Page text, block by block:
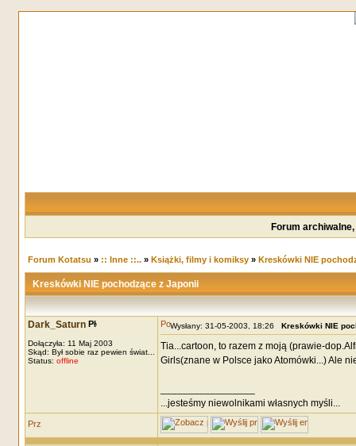
Forum
Forum Kotatsu » :: Inne ::..» Książki, filmy i komiksy» Kreskówki NIE
Kreskówki NIE pochodzące z Japonii
Dark_Saturn
Dołączyła: 11 Maj 2003
Skąd: Był sobie raz pewien świat...
Status: offline
Wysłany: 31-05-2003, 18:26 Kreskówki NIE
Tia...cartoon, to razem z moją (prawie-
Girls(znane w Polsce jako Atomówki...) Ale
...jesteśmy niewolnikami własnych myśli...